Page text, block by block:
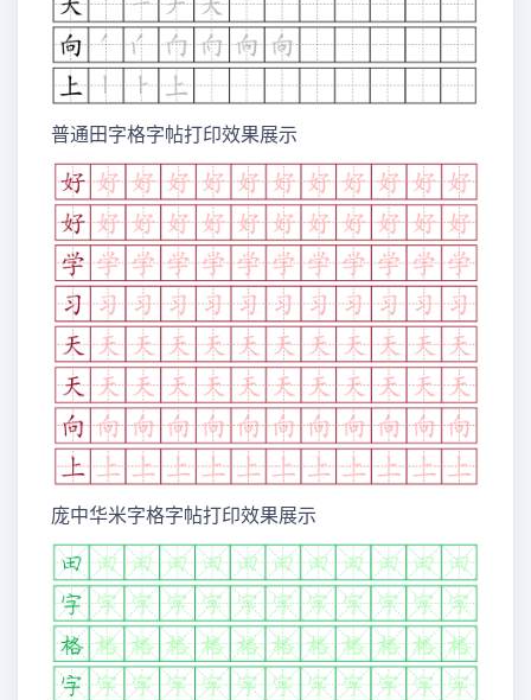
普通田字格字帖打印效果展示
庞中华米字格字帖打印效果展示